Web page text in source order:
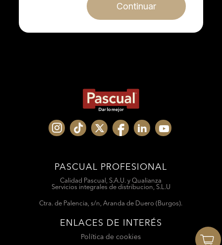
Continuar
PASCUAL PROFESIONAL
Calidad Pascual, S.A.U. y Qualianza
Servicios integrales de distribucion, S.L.U
Ctra. de Palencia, s/n, Aranda de Duero (Burgos).
ENLACES DE INTERÉS
Política de cookies